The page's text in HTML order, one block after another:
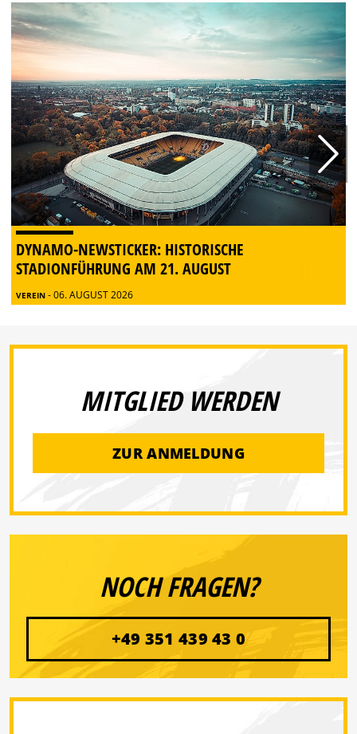
DYNAMO-NEWSTICKER: HISTORISCHE
STADIONFÜHRUNG AM 21. AUGUST
VEREIN - 06. AUGUST 2026
MITGLIED WERDEN
ZUR ANMELDUNG
NOCH FRAGEN?
+49 351 439 43 0